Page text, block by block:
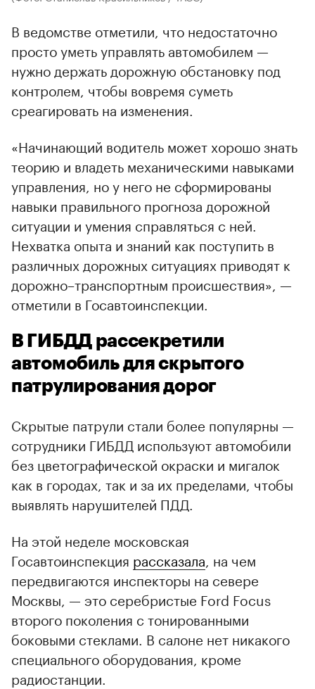
В ведомстве отметили, что недостаточно
просто уметь управлять автомобилем —
нужно держать дорожную обстановку под
контролем, чтобы вовремя суметь
среагировать на изменения.
«Начинающий водитель может хорошо знать
теорию и владеть механическими навыками
управления, но у него не сформированы
навыки правильного прогноза дорожной
ситуации и умения справляться с ней.
Нехватка опыта и знаний как поступить в
различных дорожных ситуациях приводят к
дорожно–транспортным происшествия», —
отметили в Госавтоинспекции.
В ГИБДД рассекретили
автомобиль для скрытого
патрулирования дорог
Скрытые патрули стали более популярны —
сотрудники ГИБДД используют автомобили
без цветографической окраски и мигалок
как в городах, так и за их пределами, чтобы
выявлять нарушителей ПДД.
На этой неделе московская
Госавтоинспекция рассказала , на чем
передвигаются инспекторы на севере
Москвы, — это серебристые Ford Focus
второго поколения с тонированными
боковыми стеклами. В салоне нет никакого
специального оборудования, кроме
радиостанции.